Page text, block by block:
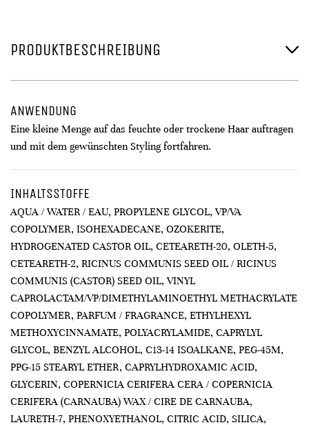
PRODUKTBESCHREIBUNG
ANWENDUNG
Eine kleine Menge auf das feuchte oder trockene Haar auftragen
und mit dem gewünschten Styling fortfahren.
INHALTSSTOFFE
AQUA / WATER / EAU, PROPYLENE GLYCOL, VP/VA
COPOLYMER, ISOHEXADECANE, OZOKERITE,
HYDROGENATED CASTOR OIL, CETEARETH-20, OLETH-5,
CETEARETH-2, RICINUS COMMUNIS SEED OIL / RICINUS
COMMUNIS (CASTOR) SEED OIL, VINYL
CAPROLACTAM/VP/DIMETHYLAMINOETHYL METHACRYLATE
COPOLYMER, PARFUM / FRAGRANCE, ETHYLHEXYL
METHOXYCINNAMATE, POLYACRYLAMIDE, CAPRYLYL
GLYCOL, BENZYL ALCOHOL, C13-14 ISOALKANE, PEG-45M,
PPG-15 STEARYL ETHER, CAPRYLHYDROXAMIC ACID,
GLYCERIN, COPERNICIA CERIFERA CERA / COPERNICIA
CERIFERA (CARNAUBA) WAX / CIRE DE CARNAUBA,
LAURETH-7, PHENOXYETHANOL, CITRIC ACID, SILICA,